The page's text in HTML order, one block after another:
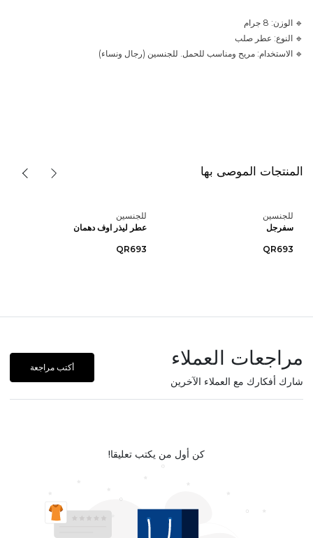
🔹 الوزن: 8 جرام
🔹 النوع: عطر صلب
🔹 الاستخدام: مريح ومناسب للحمل. للجنسين (رجال ونساء)
المنتجات الموصى بها
للجنسين
سفرجل
QR693
للجنسين
عطر ليذر اوف دهمان
QR693
مراجعات العملاء
شارك أفكارك مع العملاء الآخرين
أكتب مراجعة
كن أول من يكتب تعليقا!